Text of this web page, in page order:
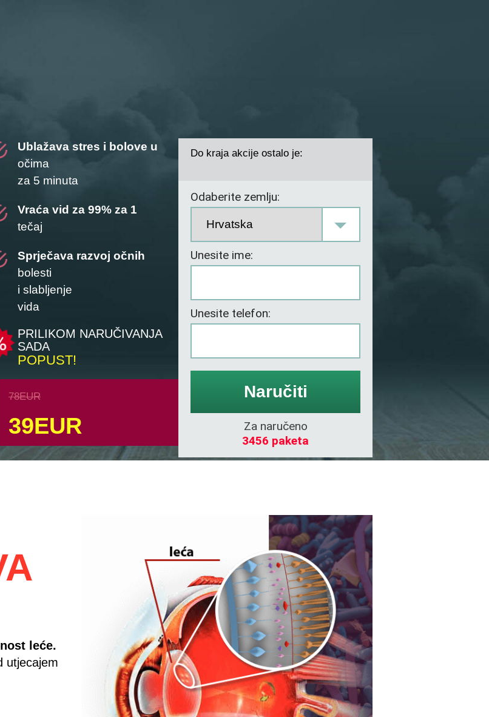
Ublažava stres i bolove u
očima
za 5 minuta
Vraća vid za 99% za 1
tečaj
Sprječava razvoj očnih
bolesti
i slabljenje
vida
PRILIKOM NARUČIVANJA
SADA
POPUST!
78EUR
39EUR
Do kraja akcije ostalo je:
Odaberite zemlju:
Unesite ime:
Unesite telefon:
Naručiti
Zanaručeno
3456 paketa
leće.
utjecajem